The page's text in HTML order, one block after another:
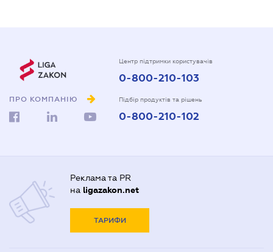
ПРО КОМПАНІЮ
Центр підтримки користувачів
0-800-210-103
Підбір продуктів та рішень
0-800-210-102
Реклама та PR
на ligazakon.net
ТАРИФИ